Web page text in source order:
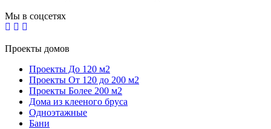
Мы в соцсетях
Проекты домов
Проекты До 120 м2
Проекты От 120 до 200 м2
Проекты Более 200 м2
Дома из клееного бруса
Одноэтажные
Бани